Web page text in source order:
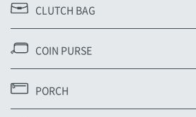
CLUTCH BAG
COIN PURSE
PORCH